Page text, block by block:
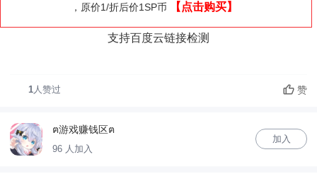
，原价1/折后价1SP币
【点击购买】
支持百度云链接检测
1人赞过 赞
ฅ游戏赚钱区ฅ
96 人加入
加入